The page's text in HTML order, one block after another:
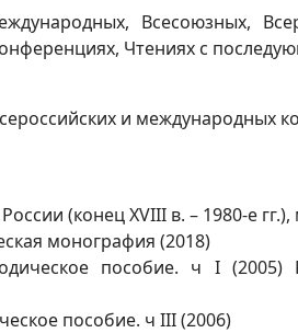
Всесоюзных,
Чтениях с
и международных
(конец XVIII в. – 1980-е
монография (2018)
пособие. ч I
пособие. ч III (2006)